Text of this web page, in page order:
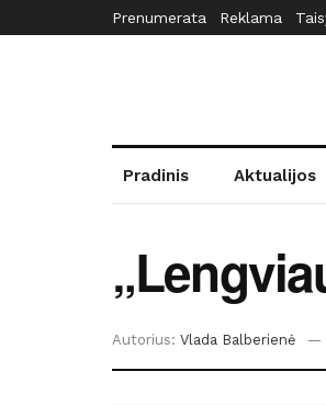
Prenumerata Reklama
Pradinis Aktualijos
Autorius: Vlada Balberienė